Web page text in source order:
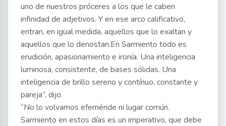
uno de nuestros próceres a los que le caben
infinidad de adjetivos. Y en ese arco calificativo,
entran, en igual medida, aquellos que lo exaltan y
aquellos que lo denostan.En Sarmiento todo es
erudición, apasionamiento e ironía. Una inteligencia
luminosa, consistente, de bases sólidas. Una
inteligencia de brillo sereno y contínuo, constante y
pareja”, dijo.
“No lo volvamos efeméride ni lugar común.
Sarmiento en estos días es un imperativo, que debe